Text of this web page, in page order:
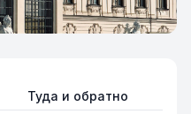
Туда и обратно